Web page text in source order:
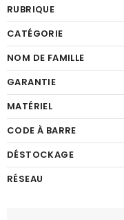
RUBRIQUE
CATÉGORIE
NOM DE FAMILLE
GARANTIE
MATÉRIEL
CODE À BARRE
DÉSTOCKAGE
RÉSEAU